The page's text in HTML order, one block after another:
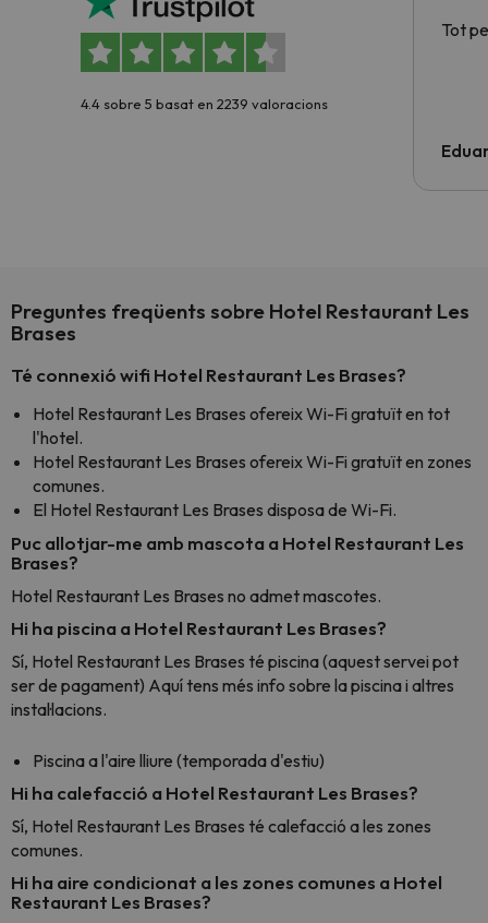
4.4 sobre 5 basat en 2239 valoracions
Tot
Preguntes freqüents sobre Hotel Restaurant Les
Brases
Té connexió wifi Hotel Restaurant Les Brases?
Hotel Restaurant Les Brases ofereix Wi-Fi gratuït en tot
l'hotel.
Hotel Restaurant Les Brases ofereix Wi-Fi gratuït en zones
comunes.
El Hotel Restaurant Les Brases disposa de Wi-Fi.
Puc allotjar-me amb mascota a Hotel Restaurant Les
Brases?
Hotel Restaurant Les Brases no admet mascotes.
Hi ha piscina a Hotel Restaurant Les Brases?
Sí, Hotel Restaurant Les Brases té piscina (aquest servei pot
ser de pagament) Aquí tens més info sobre la piscina i altres
instal·lacions.
Piscina a l'aire lliure (temporada d'estiu)
Hi ha calefacció a Hotel Restaurant Les Brases?
Sí, Hotel Restaurant Les Brases té calefacció a les zones
comunes.
Hi ha aire condicionat a les zones comunes a Hotel
Restaurant Les Brases?